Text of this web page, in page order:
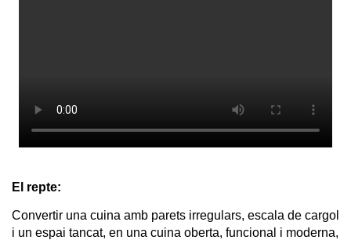
El repte:
Convertir una cuina amb parets irregulars, escala de cargol
i un espai tancat, en una cuina oberta, funcional i moderna,